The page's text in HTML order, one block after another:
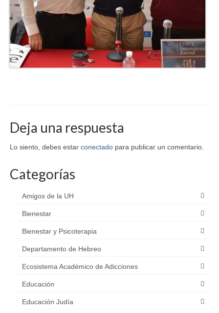
Deja una respuesta
Lo siento, debes estar conectado para publicar un comentario.
Categorías
Amigos de la UH
Bienestar
Bienestar y Psicoterapia
Departamento de Hebreo
Ecosistema Académico de Adicciones
Educación
Educación Judía